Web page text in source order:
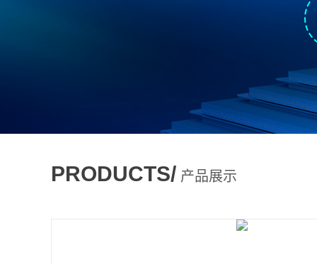
PRODUCTS/ 产品展示